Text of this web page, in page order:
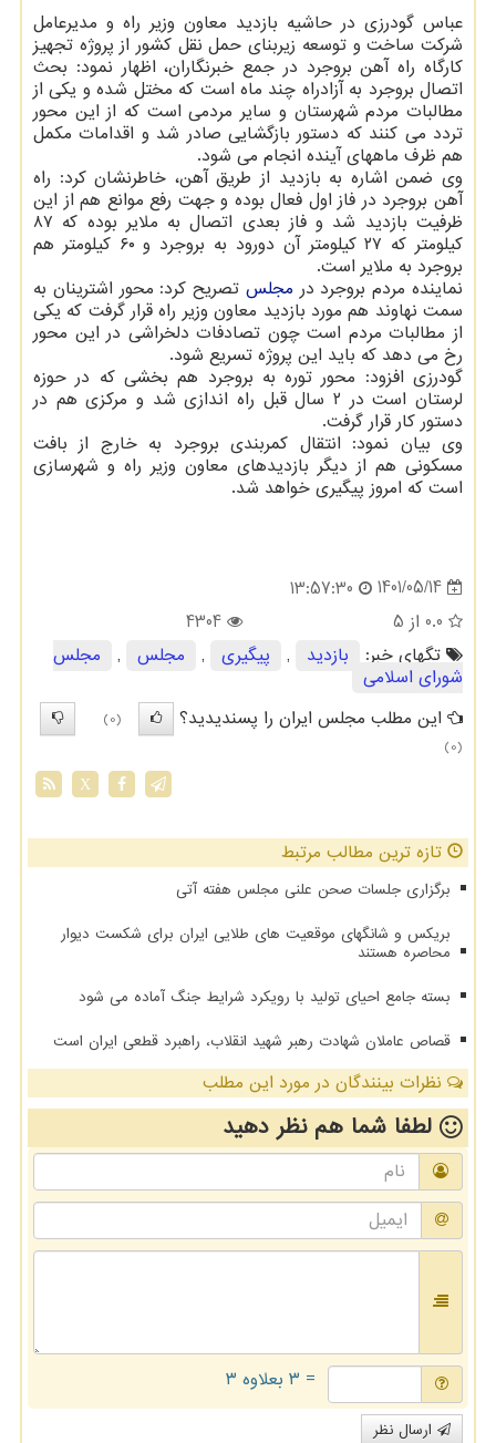
عباس گودرزی در حاشیه بازدید معاون وزیر راه و مدیرعامل
شرکت ساخت و توسعه زیربنای حمل نقل کشور از پروژه تجهیز
کارگاه راه آهن بروجرد در جمع خبرنگاران، اظهار نمود: بحث
اتصال بروجرد به آزادراه چند ماه است که مختل شده و یکی از
مطالبات مردم شهرستان و سایر مردمی است که از این محور
تردد می کنند که دستور بازگشایی صادر شد و اقدامات مکمل
هم ظرف ماههای آینده انجام می شود.
وی ضمن اشاره به بازدید از طریق آهن، خاطرنشان کرد: راه
آهن بروجرد در فاز اول فعال بوده و جهت رفع موانع هم از این
ظرفیت بازدید شد و فاز بعدی اتصال به ملایر بوده که ۸۷
کیلومتر که ۲۷ کیلومتر آن دورود به بروجرد و ۶۰ کیلومتر هم
بروجرد به ملایر است.
نماینده مردم بروجرد در مجلس تصریح کرد: محور اشترینان به
سمت نهاوند هم مورد بازدید معاون وزیر راه قرار گرفت که یکی
از مطالبات مردم است چون تصادفات دلخراشی در این محور
رخ می دهد که باید این پروژه تسریع شود.
گودرزی افزود: محور توره به بروجرد هم بخشی که در حوزه
لرستان است در ۲ سال قبل راه اندازی شد و مرکزی هم در
دستور کار قرار گرفت.
وی بیان نمود: انتقال کمربندی بروجرد به خارج از بافت
مسکونی هم از دیگر بازدیدهای معاون وزیر راه و شهرسازی
است که امروز پیگیری خواهد شد.
1401/05/14
13:57:30
0.0 از 5
4304
تگهای خبر:
بازدید , پیگیری , مجلس ,
مجلس
شورای اسلامی
این مطلب مجلس ایران را پسندیدید؟
(0)
(0)
X
تازه ترین مطالب مرتبط
برگزاری جلسات صحن علنی مجلس هفته آتی
بریکس و شانگهای موقعیت های طلایی ایران برای شکست دیوار
محاصره هستند
بسته جامع احیای تولید با رویکرد شرایط جنگ آماده می شود
قصاص عاملان شهادت رهبر شهید انقلاب، راهبرد قطعی ایران است
نظرات بینندگان در مورد این مطلب
لطفا شما همنظر دهید
= ۳ بعلاوه ۳
ارسال نظر